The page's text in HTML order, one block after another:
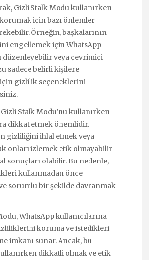
Gizli Stalk Modu kullanırken
için bazı önlemler
Örneğin, başkalarının
engellemek için WhatsApp
düzenleyebilir veya çevrimiçi
sadece belirli kişilere
gizlilik seçeneklerini
Stalk Modu’nu kullanırken
dikkat etmek önemlidir.
gizliliğini ihlal etmek veya
onları izlemek etik olmayabilir
sonuçları olabilir. Bu nedenle,
kullanmadan önce
sorumlu bir şekilde davranmak
WhatsApp kullanıcılarına
koruma ve istedikleri
imkanı sunar. Ancak, bu
dikkatli olmak ve etik